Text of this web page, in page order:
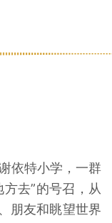
依特小学，一群
去”的号召，从
朋友和眺望世界